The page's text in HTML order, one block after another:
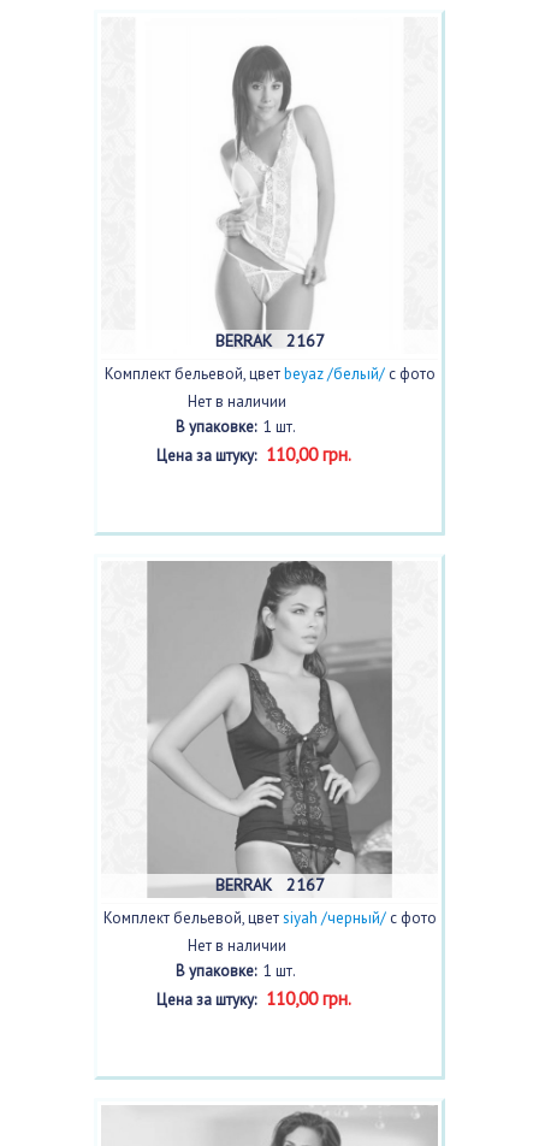
BERRAK 2167
Комплект бельевой, цветbeyaz /белый/с фото
Нет в наличии
В упаковке:1 шт.
Цена за штуку:110,00 грн.
BERRAK 2167
Комплект бельевой, цветsiyah /черный/с фото
Нет в наличии
В упаковке:1 шт.
Цена за штуку:110,00 грн.